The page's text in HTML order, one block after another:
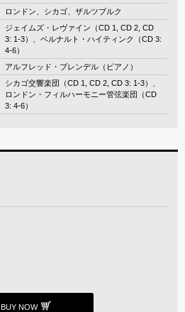
ロンドン、シカゴ、ザルツブルク
ジェイムズ・レヴァイン（CD 1, CD 2, CD
3: 1-3）、ベルナルト・ハイティンク（CD 3:
4-6）
アルフレッド・ブレンデル（ピアノ）
シカゴ交響楽団（CD 1, CD 2, CD 3: 1-3）、
ロンドン・フィルハーモニー管弦楽団（CD
3: 4-6）
BUY NOW